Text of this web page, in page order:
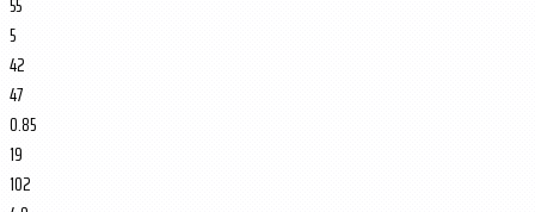
5
42
47
0.85
19
102